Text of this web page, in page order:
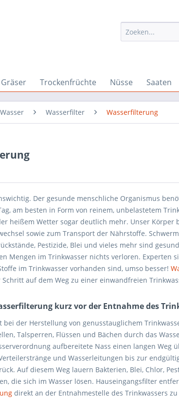
Gräser Trockenfrüchte Nüsse Saaten
Wasser Wasserfilter Wasserfilterung
Der gesunde menschliche Organismus
am besten in Form von reinem, unbelastetem
heißem Wetter sogar deutlich mehr. Unser Körper
sowie zum Transport der Nährstoffe.
Pestizide, Blei und vieles mehr sind
Mengen im Trinkwasser nichts verloren. Experten
im Trinkwasser vorhanden sind, umso besser!
auf dem Weg zu einer einwandfreien
kurz vor der Entnahme des
bei der Herstellung von genusstauglichem
Talsperren, Flüssen und Bächen durch das
aufbereitete Nass einen langen Weg
und Wasserleitungen bis zur
Auf diesem Weg lauern Bakterien, Blei, Chlor,
die sich im Wasser lösen. Hauseingangsfilter
direkt an der Entnahmestelle des Trinkwassers